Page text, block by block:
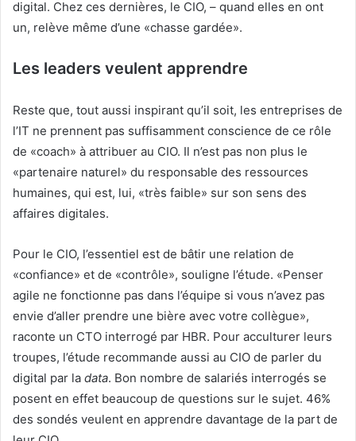
digital. Chez ces dernières, le CIO, – quand elles en ont
un, relève même d’une «chasse gardée».
Les leaders veulent apprendre
Reste que, tout aussi inspirant qu’il soit, les entreprises de
l’IT ne prennent pas suffisamment conscience de ce rôle
de «coach» à attribuer au CIO. Il n’est pas non plus le
«partenaire naturel» du responsable des ressources
humaines, qui est, lui, «très faible» sur son sens des
affaires digitales.
Pour le CIO, l’essentiel est de bâtir une relation de
«confiance» et de «contrôle», souligne l’étude. «Penser
agile ne fonctionne pas dans l’équipe si vous n’avez pas
envie d’aller prendre une bière avec votre collègue»,
raconte un CTO interrogé par HBR. Pour acculturer leurs
troupes, l’étude recommande aussi au CIO de parler du
digital par la data. Bon nombre de salariés interrogés se
posent en effet beaucoup de questions sur le sujet. 46%
des sondés veulent en apprendre davantage de la part de